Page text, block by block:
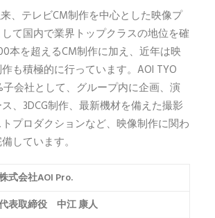
、テレビCM制作を中心とした映像プ
て国内で業界トップクラスの地位を確
本を超えるCM制作に加え、近年は映
も積極的に行っています。AOI TYO
子会社として、グループ内に企画、演
、3DCG制作、最新機材を備えた撮影
プロダクションなど、映像制作に関わ
しています。
式会社AOI Pro.
表取締役 中江 康人